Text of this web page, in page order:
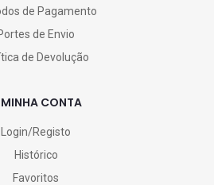
de Pagamento
de Envio
de Devolução
CONTA
Login/Registo
Histórico
Favoritos